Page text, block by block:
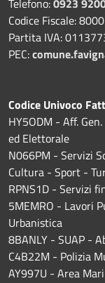
Telefono:0923
Codice Fiscale:
Partita IVA:
PEC:
Codice Univoco
HY5ODM - Aff.
ed Elettorale
N066PM - Servizi
Cultura - Sport -
RPNS1D - Servizi
5MEMRO - Lavori
Urbanistica
8BANLY - SUAP -
C4B22M - Polizia
AY997U - Area